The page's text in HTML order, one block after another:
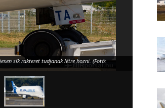
sík rakteret tudjanak létre hozni. (Fotó: